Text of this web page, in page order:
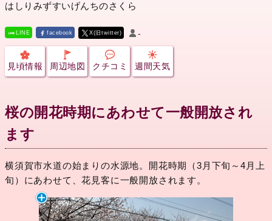
はしりみずすいげんちのさくら
LINE facebook X(旧twitter) -
見頃情報 周辺地図 クチコミ 週間天気
桜の開花時期にあわせて一般開放され
ます
横須賀市水道の始まりの水源地。開花時期（3月下旬～4月上
旬）にあわせて、花見客に一般開放されます。